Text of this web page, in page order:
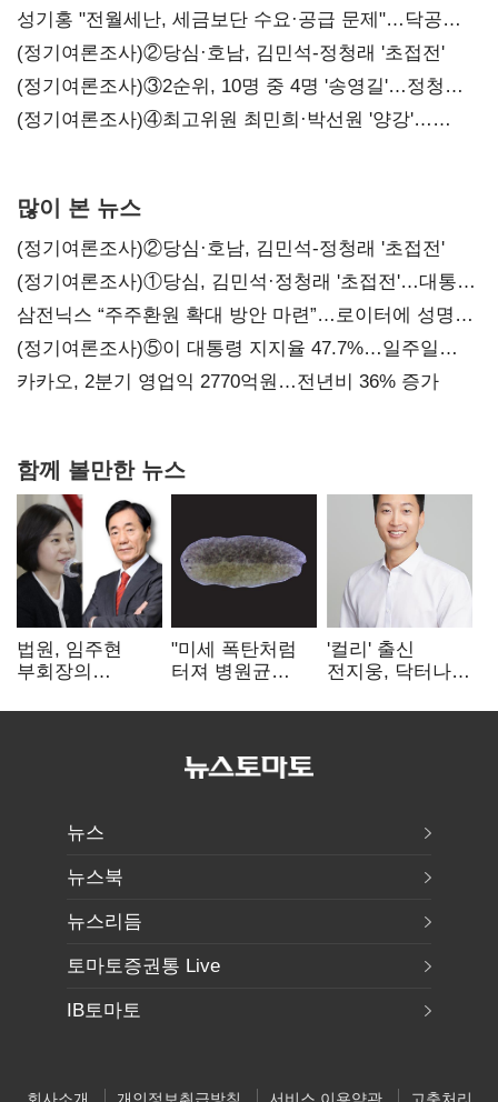
구조혁신
성기홍 "전월세난, 세금보단 수요·공급 문제"…닥공
시사
(정기여론조사)②당심·호남, 김민석-정청래 '초접전'
(정기여론조사)③2순위, 10명 중 4명 '송영길'…정청래
'한 자릿수'
(정기여론조사)④최고위원 최민희·박선원 '양강'…
많이 본 뉴스
(정기여론조사)②당심·호남, 김민석-정청래 '초접전'
(정기여론조사)①당심, 김민석·정청래 '초접전'…대통령
지지도 '50% 아래로'(종합)
삼전닉스 “주주환원 확대 방안 마련”…로이터에 성명
보내
(정기여론조사)⑤이 대통령 지지율 47.7%…일주일
만에 다시 40%대
카카오, 2분기 영업익 2770억원…전년비 36% 증가
함께 볼만한 뉴스
법원, 임주현
부회장의
주식 가압류 결정
"미세 폭탄처럼
터져 병원균
'컬리' 출신
전지웅, 닥터나우
뉴스
뉴스북
뉴스리듬
토마토증권통 Live
IB토마토